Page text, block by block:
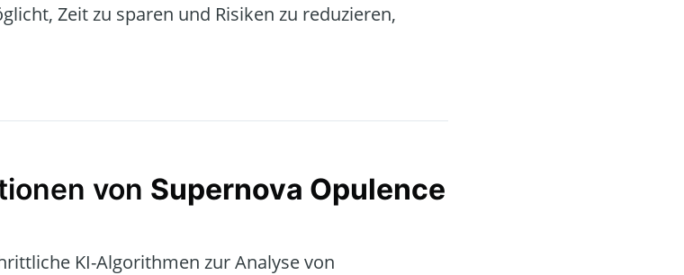
Zeit zu sparen und Risiken zu reduzieren,
von Supernova Opulence
KI-Algorithmen zur Analyse von